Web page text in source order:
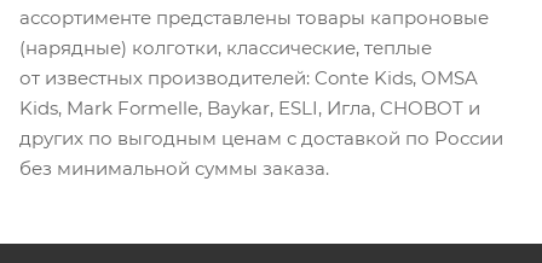
ассортименте представлены товары капроновые
(нарядные) колготки, классические, теплые
от известных производителей: Conte Kids, OMSA
Kids, Mark Formelle, Baykar, ESLI, Игла, CHOBOT и
других по выгодным ценам с доставкой по России
без минимальной суммы заказа.